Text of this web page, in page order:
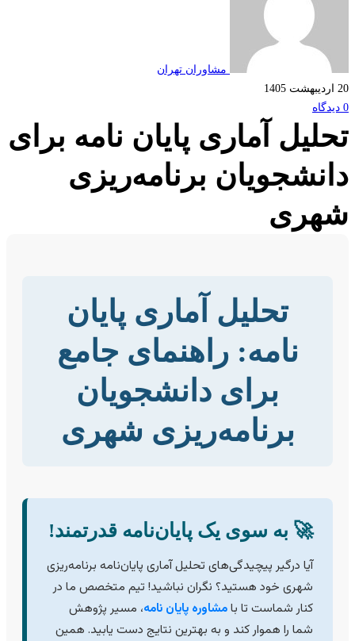
مشاوران تهران
آماری پایان نامه برای
برنامه‌ریزی
تحلیل آماری پایان
نامه: راهنمای جامع
برای دانشجویان
برنامه‌ریزی شهری
🚀 به سوی یک پایان‌نامه قدرتمند!
آیا درگیر پیچیدگی‌های تحلیل آماری پایان‌نامه برنامه‌ریزی
شهری خود هستید؟ نگران نباشید! تیم متخصص ما در
کنار شماست تا بامشاوره پایان نامه، مسیر پژوهش
شما را هموار کند و به بهترین نتایج دست یابید. همین